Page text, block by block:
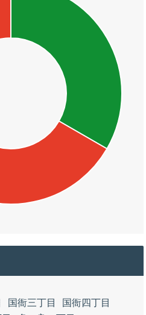
国衙三丁目
国衙四丁目